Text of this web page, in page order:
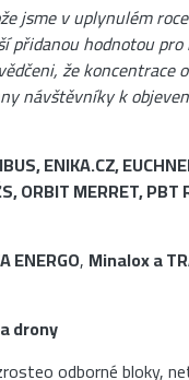
jsme v uplynulém
přidanou hodnotou
že koncentrace
návštěvníky k
ENIKA.CZ,
ORBIT MERRET,
ENERGO, Minalox a
drony
odborné bloky,